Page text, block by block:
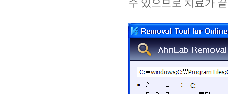
수 있으므로 치료가